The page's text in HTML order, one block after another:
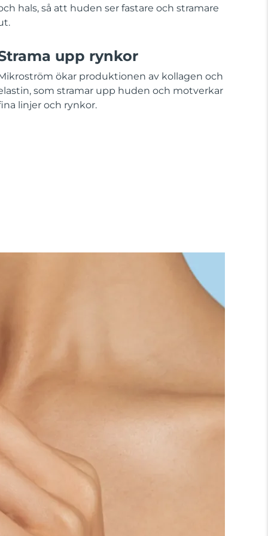
hals, så att huden ser fastare och stramare
upp rynkor
ökar produktionen av kollagen och
som stramar upp huden och motverkar
linjer och rynkor.